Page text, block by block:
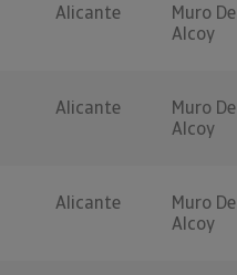
Alicante
Muro De
Alcoy
Alicante
Muro De
Alcoy
Alicante
Muro De
Alcoy